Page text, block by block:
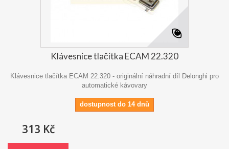
Klávesnice tlačítka ECAM 22.320
Klávesnice tlačítka ECAM 22.320 - originální náhradní díl Delonghi pro
automatické kávovary
dostupnost do 14 dnů
313 Kč